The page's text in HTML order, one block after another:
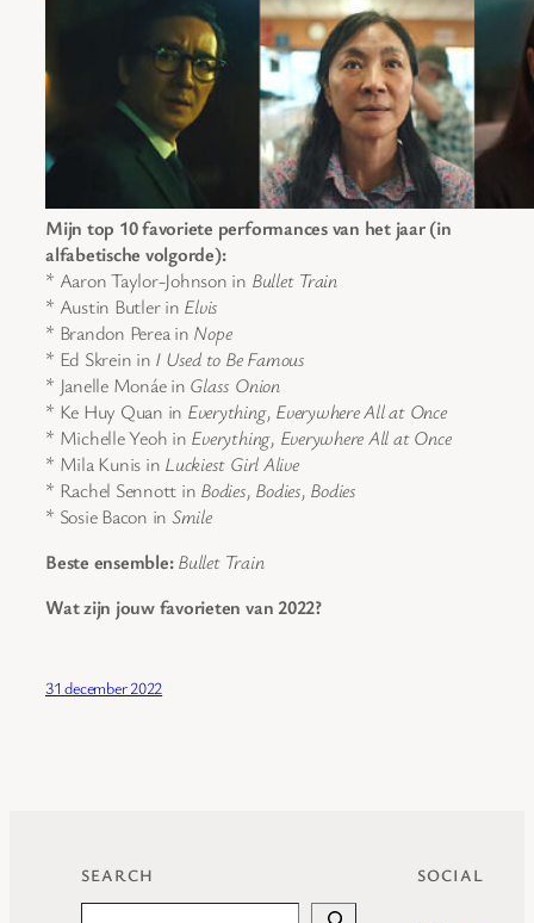
Mijn top 10 favoriete performances van het jaar (in
alfabetische volgorde):
* Aaron Taylor-Johnson in Bullet Train
* Austin Butler in Elvis
* Brandon Perea in Nope
* Ed Skrein in I Used to Be Famous
* Janelle Monáe in Glass Onion
* Ke Huy Quan in Everything, Everywhere All at Once
* Michelle Yeoh in Everything, Everywhere All at Once
* Mila Kunis in Luckiest Girl Alive
* Rachel Sennott in Bodies, Bodies, Bodies
* Sosie Bacon in Smile
Beste ensemble: Bullet Train
Wat zijn jouw favorieten van 2022?
31 december 2022
SEARCH SOCIAL